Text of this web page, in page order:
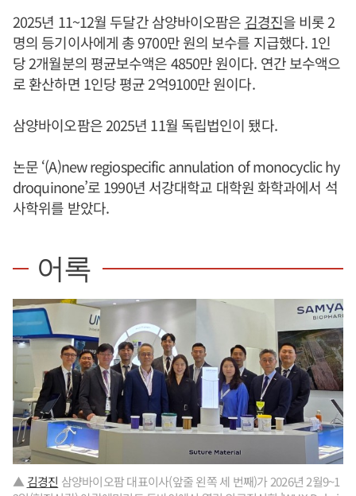
2025년 11~12월 두달간 삼양바이오팜은 김경진을 비롯 2
명의 등기이사에게 총 9700만 원의 보수를 지급했다. 1인
당 2개월분의 평균보수액은 4850만 원이다. 연간 보수액으
로 환산하면 1인당 평균 2억9100만 원이다.
삼양바이오팜은 2025년 11월 독립법인이 됐다.
논문 ‘(A)new regiospecific annulation of monocyclic hy
droquinone’로 1990년 서강대학교 대학원 화학과에서 석
사학위를 받았다.
어록
▲ 김경진 삼양바이오팜 대표이사(앞줄 왼쪽 세 번째)가 2026년 2월9~1